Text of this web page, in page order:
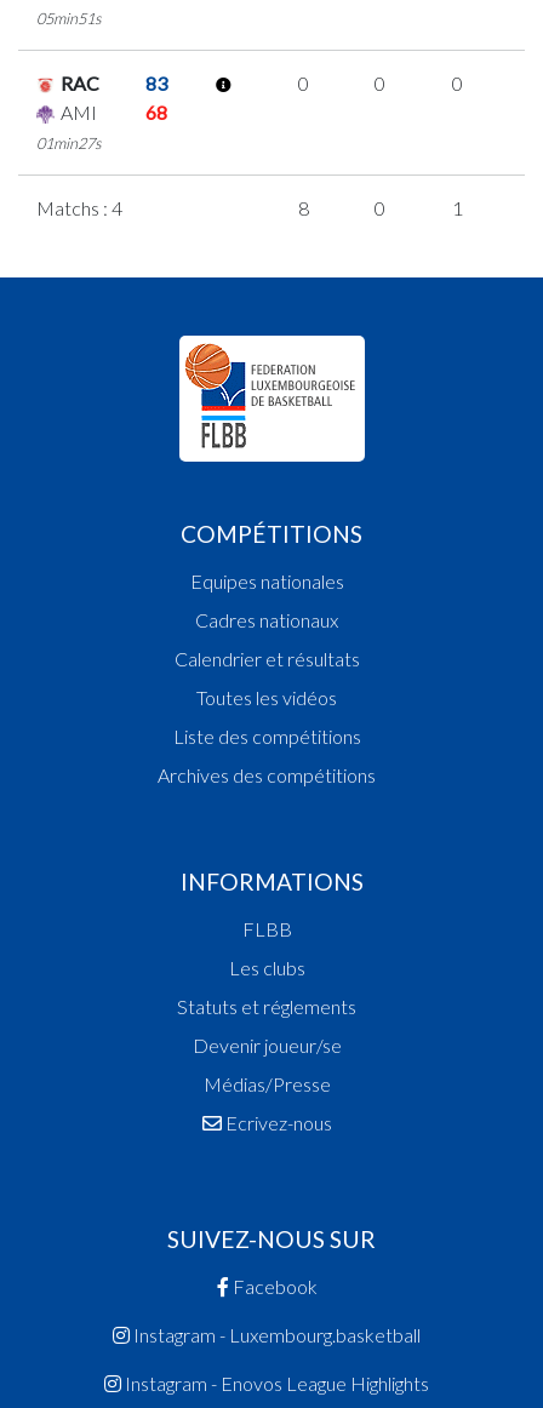
05min51s
RAC
83
AMI
68
01min27s
0 0 0
Matchs : 4 8 0 1
COMPÉTITIONS
Equipes nationales
Cadres nationaux
Calendrier et résultats
Toutes les vidéos
Liste des compétitions
Archives des compétitions
INFORMATIONS
FLBB
Les clubs
Statuts et réglements
Devenir joueur/se
Médias/Presse
Ecrivez-nous
SUIVEZ-NOUS SUR
Facebook
Instagram - Luxembourg.basketball
Instagram - Enovos League Highlights